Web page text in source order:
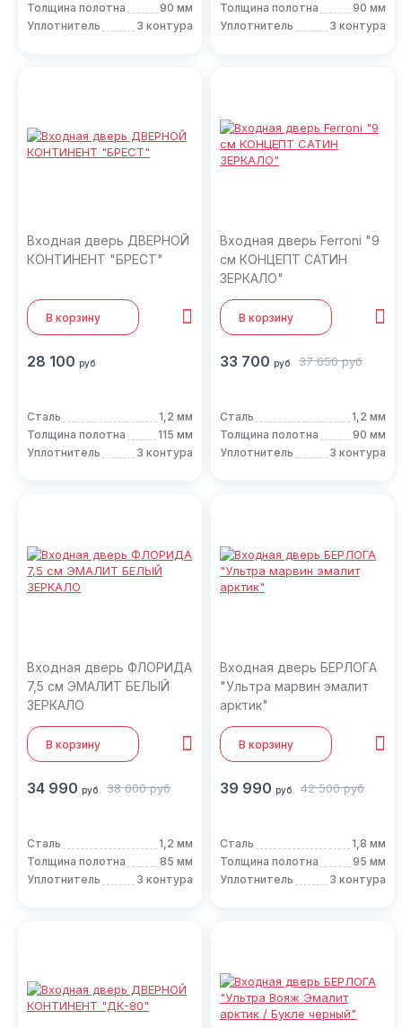
Толщина полотна
90 мм
Уплотнитель
3 контура
Толщина полотна
90 мм
Уплотнитель
3 контура
Входная дверь ДВЕРНОЙ
КОНТИНЕНТ "БРЕСТ"
В корзину
28 100 руб
Сталь
1,2 мм
Толщина полотна
115 мм
Уплотнитель
3 контура
Входная дверь Ferroni "9
см КОНЦЕПТ САТИН
ЗЕРКАЛО"
В корзину
33 700 руб 37 650 руб
Сталь
1,2 мм
Толщина полотна
90 мм
Уплотнитель
3 контура
Входная дверь ФЛОРИДА
7,5 см ЭМАЛИТ БЕЛЫЙ
ЗЕРКАЛО
В корзину
34 990 руб 38 600 руб
Сталь
1,2 мм
Толщина полотна
85 мм
Уплотнитель
3 контура
Входная дверь БЕРЛОГА
"Ультра марвин эмалит
арктик"
В корзину
39 990 руб 42 500 руб
Сталь
1,8 мм
Толщина полотна
95 мм
Уплотнитель
3 контура